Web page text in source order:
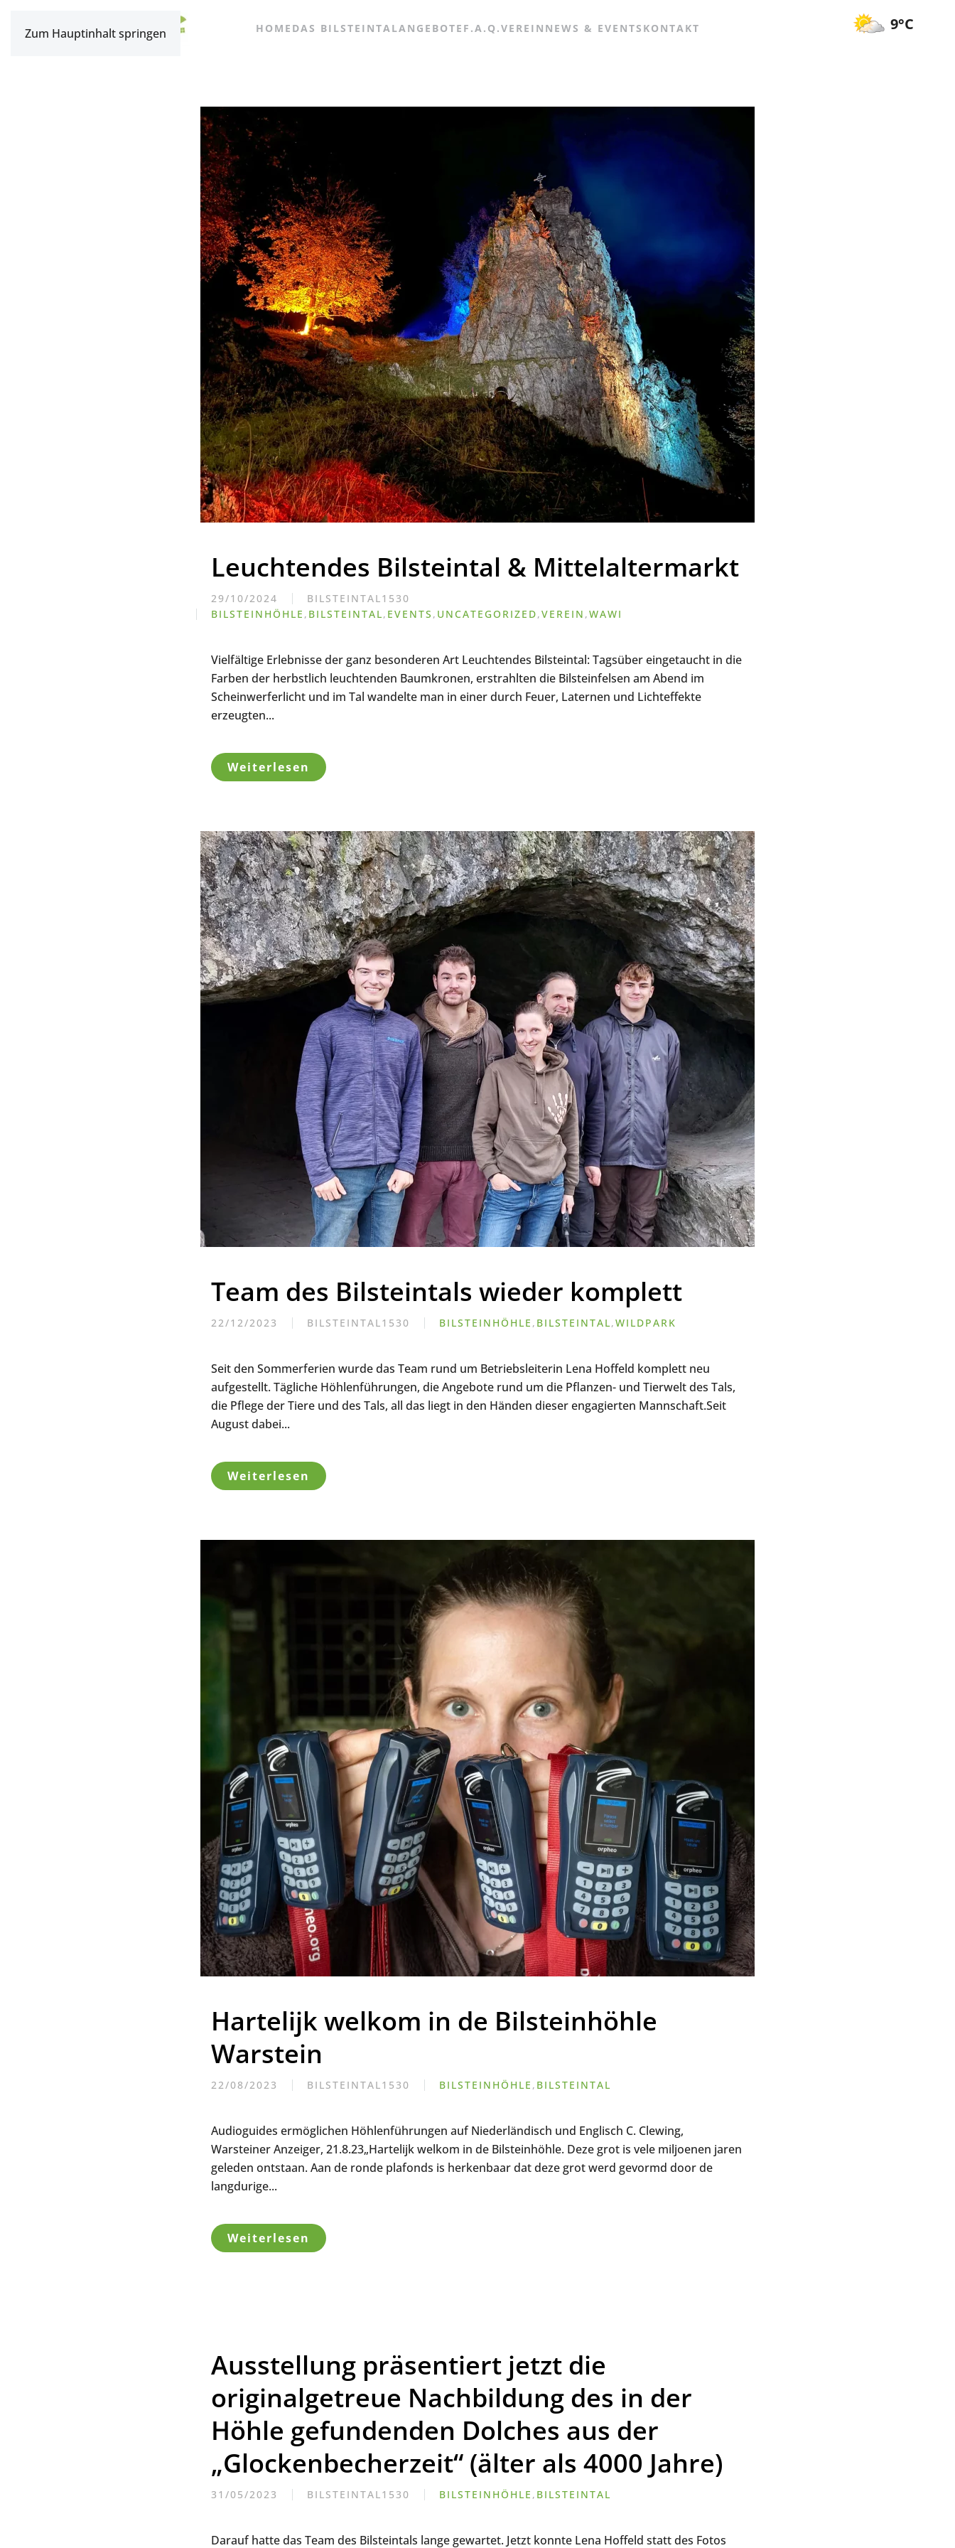
Zum Hauptinhalt springen HOME DAS BILSTEINTALANGEBOTE F.A.Q.VEREIN NEWS & EVENTS KONTAKT 9°C
Leuchtendes Bilsteintal & Mittelaltermarkt
29/10/2024
BILSTEINTAL1530
BILSTEINHÖHLE , BILSTEINTAL, EVENTS , UNCATEGORIZED,VEREIN ,WAWI
Vielfältige Erlebnisse der ganz besonderen Art Leuchtendes Bilsteintal: Tagsüber eingetaucht in die
Farben der herbstlich leuchtenden Baumkronen, erstrahlten die Bilsteinfelsen am Abend im
Scheinwerferlicht und im Tal wandelte man in einer durch Feuer, Laternen und Lichteffekte
erzeugten...
Weiterlesen
Team des Bilsteintals wieder komplett
22/12/2023 BILSTEINTAL1530 BILSTEINHÖHLE , BILSTEINTAL,WILDPARK
Seit den Sommerferien wurde das Team rund um Betriebsleiterin Lena Hoffeld komplett neu
aufgestellt. Tägliche Höhlenführungen, die Angebote rund um die Pflanzen- und Tierwelt des Tals,
die Pflege der Tiere und des Tals, all das liegt in den Händen dieser engagierten Mannschaft.Seit
August dabei...
Weiterlesen
Hartelijk welkom in de Bilsteinhöhle
Warstein
22/08/2023 BILSTEINTAL1530 BILSTEINHÖHLE , BILSTEINTAL
Audioguides ermöglichen Höhlenführungen auf Niederländisch und Englisch C. Clewing,
Warsteiner Anzeiger, 21.8.23„Hartelijk welkom in de Bilsteinhöhle. Deze grot is vele miljoenen jaren
geleden ontstaan. Aan de ronde plafonds is herkenbaar dat deze grot werd gevormd door de
langdurige...
Weiterlesen
Ausstellung präsentiert jetzt die
originalgetreue Nachbildung des in der
Höhle gefundenden Dolches aus der
„Glockenbecherzeit“ (älter als 4000 Jahre)
31/05/2023 BILSTEINTAL1530 BILSTEINHÖHLE , BILSTEINTAL
Darauf hatte das Team des Bilsteintals lange gewartet. Jetzt konnte Lena Hoffeld statt des Fotos